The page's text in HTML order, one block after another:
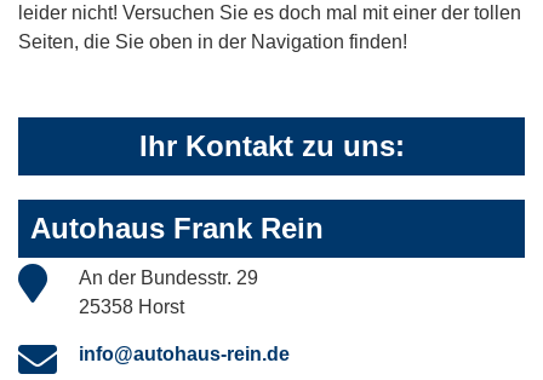
leider nicht! Versuchen Sie es doch mal mit einer der tollen
Seiten, die Sie oben in der Navigation finden!
Ihr Kontakt zu uns:
Autohaus Frank Rein
An der Bundesstr. 29
25358 Horst
info@autohaus-rein.de